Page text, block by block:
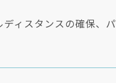
ィスタンスの確保、パ